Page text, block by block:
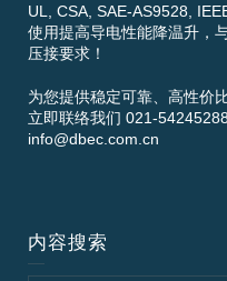
UL, CSA, SAE-AS9528,
使用提高导电性能降温升，
压接要求！
为您提供稳定可靠、高性价
立即联络我们 021-54245288
info@dbec.com.cn
内容搜索